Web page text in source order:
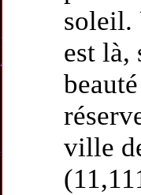
soleil.
est là,
ville